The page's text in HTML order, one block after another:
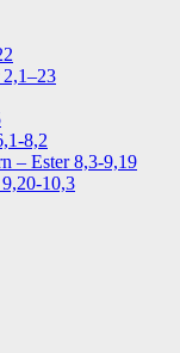
2,1–23
8,2
– Ester 8,3-9,19
10,3